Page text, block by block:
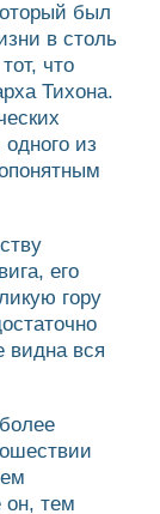
был
в столь
что
Тихона.
из
его
гору
видна вся
он, тем